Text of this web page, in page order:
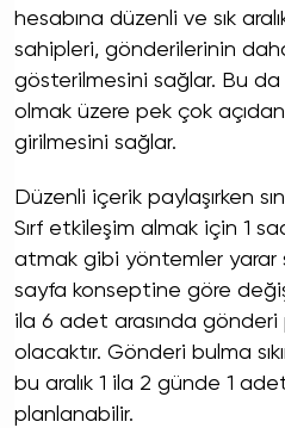
hesabına düzenli ve sık
sahipleri, gönderilerinin
gösterilmesini sağlar. Bu
olmak üzere pek çok
girilmesini sağlar.
Düzenli içerik paylaşırken
Sırf etkileşim almak için 1
atmak gibi yöntemler yarar
sayfa konseptine göre
ila 6 adet arasında gönderi
olacaktır. Gönderi bulma
bu aralık 1 ila 2 günde 1
planlanabilir.